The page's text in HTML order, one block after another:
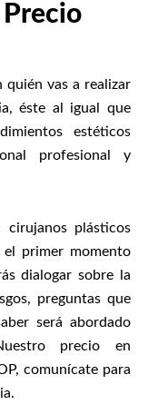
quién vas a realizar
éste al igual que
estéticos
profesional y
cirujanos plásticos
el primer momento
dialogar sobre la
preguntas que
será abordado
precio en
comunícate para